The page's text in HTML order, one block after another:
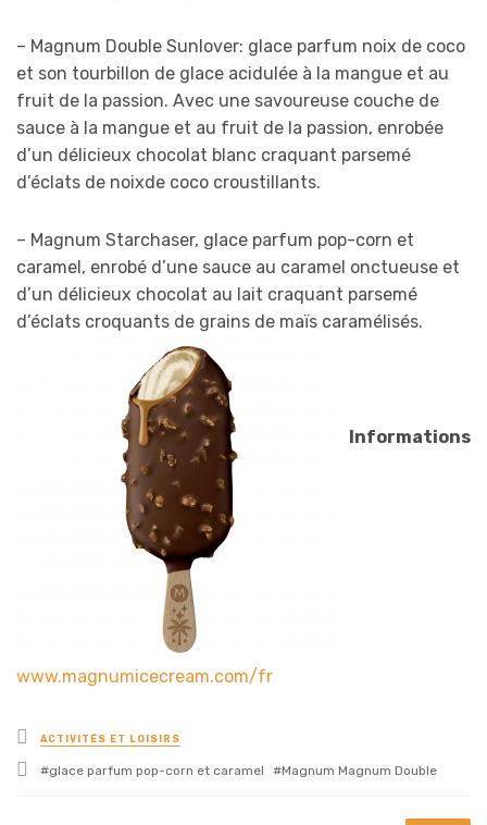
– Magnum Double Sunlover: glace parfum noix de coco
et son tourbillon de glace acidulée à la mangue et au
fruit de la passion. Avec une savoureuse couche de
sauce à la mangue et au fruit de la passion, enrobée
d’un délicieux chocolat blanc craquant parsemé
d’éclats de noixde coco croustillants.
– Magnum Starchaser, glace parfum pop-corn et
caramel, enrobé d’une sauce au caramel onctueuse et
d’un délicieux chocolat au lait craquant parsemé
d’éclats croquants de grains de maïs caramélisés.
Informations
www.magnumicecream.com/fr
Posted
in
ACTIVITÉS ET LOISIRS
Tagged
glace parfum pop-corn et caramel Magnum Magnum Double